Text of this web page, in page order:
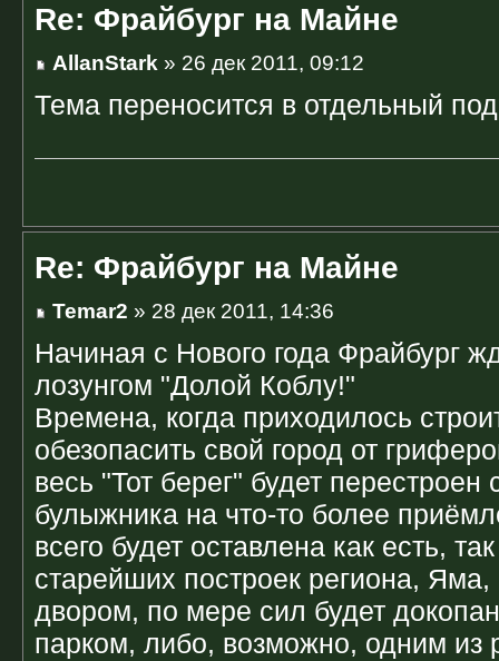
Re: Фрайбург на Майне
AllanStark » 26 дек 2011, 09:12
Тема переносится в отдельный
Re: Фрайбург на Майне
Temar2 » 28 дек 2011, 14:36
Начиная с Нового года Фрайбург
лозунгом "Долой Коблу!"
Времена, когда приходилось
обезопасить свой город от
весь "Тот берег" будет
булыжника на что-то более
всего будет оставлена как есть,
старейших построек региона,
двором, по мере сил будет
парком, либо, возможно, одним из